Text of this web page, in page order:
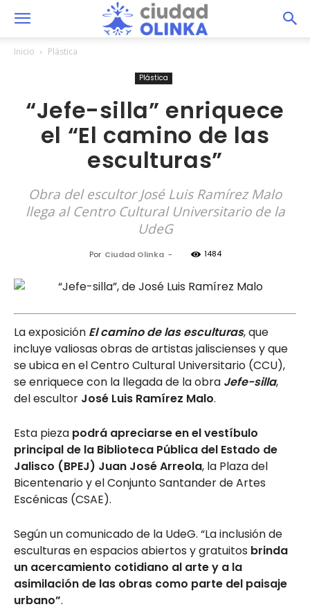
Inicio Plástica
Plástica
“Jefe-silla” enriquece
el “El camino de las
esculturas”
Obra del escultor José Luis Ramírez Malo
llega al Centro Cultural Universitario de la
UdeG
Por Ciudad Olinka - 1484
La exposición El camino de las esculturas, que
incluye valiosas obras de artistas jaliscienses y que
se ubica en el Centro Cultural Universitario (CCU),
se enriquece con la llegada de la obra Jefe-silla,
del escultor José Luis Ramírez Malo.
Esta pieza podrá apreciarse en el vestíbulo
principal de la Biblioteca Pública del Estado de
Jalisco (BPEJ) Juan José Arreola, la Plaza del
Bicentenario y el Conjunto Santander de Artes
Escénicas (CSAE).
Según un comunicado de la UdeG. “La inclusión de
esculturas en espacios abiertos y gratuitos brinda
un acercamiento cotidiano al arte y a la
asimilación de las obras como parte del paisaje
urbano”.